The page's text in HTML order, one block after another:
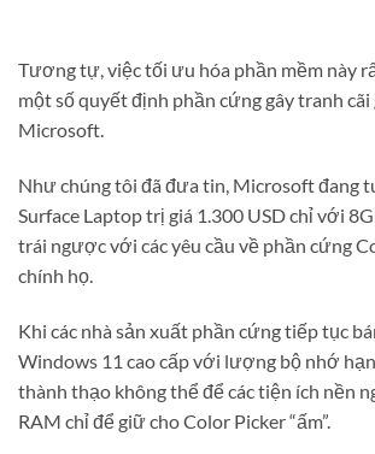
Tương tự, việc tối ưu hóa phần mềm này
một số quyết định phần cứng gây tranh cãi
Microsoft.
Như chúng tôi đã đưa tin, Microsoft đang
Surface Laptop trị giá 1.300 USD chỉ với
trái ngược với các yêu cầu về phần cứng
chính họ.
Khi các nhà sản xuất phần cứng tiếp tục
Windows 11 cao cấp với lượng bộ nhớ
thành thạo không thể để các tiện ích nền
RAM chỉ để giữ cho Color Picker “ấm”.